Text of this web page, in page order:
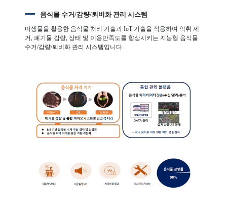
음식물 수거/감량/퇴비화 관리 시스템
미생물을 활용한 음식물 처리 기술과 IoT 기술을 적용하여 악취 제
거, 폐기물 감량, 상태 및 이용만족도를 향상시키는 지능형 음식물
수거/감량/퇴비화 관리 시스템입니다.